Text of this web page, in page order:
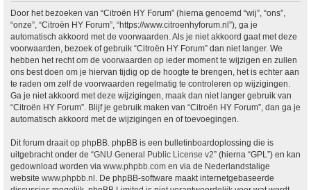
Door het bezoeken van “Citroën HY Forum” (hierna genoemd “wij”, “ons”,
“onze”, “Citroën HY Forum”, “https://www.citroenhyforum.nl”), ga je
automatisch akkoord met de voorwaarden. Als je niet akkoord gaat met deze
voorwaarden, bezoek of gebruik “Citroën HY Forum” dan niet langer. We
hebben het recht om de voorwaarden op ieder moment te wijzigen en zullen
ons best doen om je hiervan tijdig op de hoogte te brengen, het is echter aan
te raden om zelf de voorwaarden regelmatig te controleren op wijzigingen.
Ga je niet akkoord met deze wijzigingen, maak dan niet langer gebruik van
“Citroën HY Forum”. Blijf je gebruik maken van “Citroën HY Forum”, dan ga je
automatisch akkoord met de wijzigingen en of toevoegingen.
Dit forum draait op phpBB. phpBB is een bulletinboardoplossing die is
uitgebracht onder de “GNU General Public License v2” (hierna “GPL”) en kan
gedownload worden via www.phpbb.com en via de Nederlandstalige
website www.phpbb.nl . De phpBB-software maakt internetgebaseerde